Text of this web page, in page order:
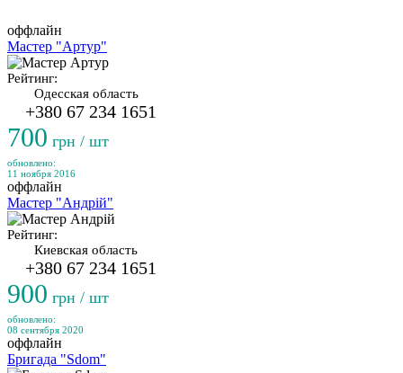
оффлайн
Мастер "Артур"
Рейтинг:
Одесская область
+380 67 234 1651
700 грн / шт
обновлено:
11 ноября 2016
оффлайн
Мастер "Андрій"
Рейтинг:
Киевская область
+380 67 234 1651
900 грн / шт
обновлено:
08 сентября 2020
оффлайн
Бригада "Sdom"